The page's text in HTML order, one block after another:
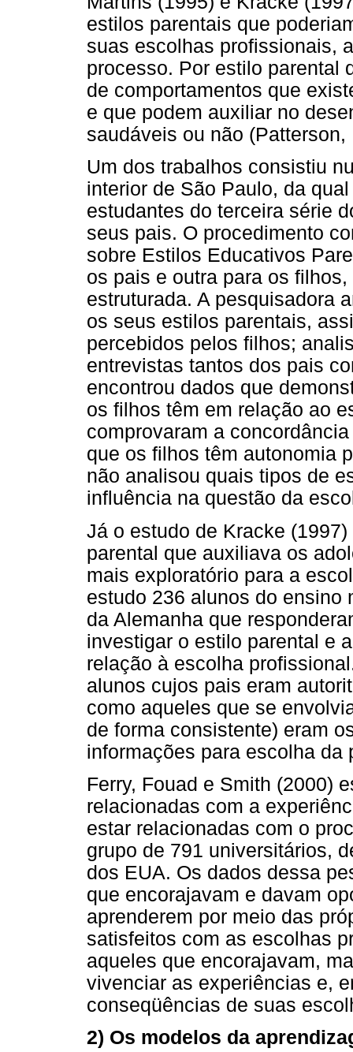
estilos parentais que
suas escolhas profissionais,
processo. Por estilo parental
de comportamentos que
e que podem auxiliar no
saudáveis ou não
Um dos trabalhos consistiu
interior de São Paulo, da
estudantes do terceira série
seus pais. O procedimento
sobre Estilos Educativos
os pais e outra para os
estruturada. A pesquisadora
os seus estilos parentais,
percebidos pelos filhos;
entrevistas tantos dos pais
encontrou dados que
os filhos têm em relação ao
comprovaram a
que os filhos têm autonomia
não analisou quais tipos de
influência na questão da
Já o estudo de Kracke
parental que auxiliava os
mais exploratório para a
estudo 236 alunos do ensino
da Alemanha que
investigar o estilo parental e
relação à escolha
alunos cujos pais eram
como aqueles que se
de forma consistente) eram
informações para escolha da
Ferry, Fouad e Smith (2000)
relacionadas com a
estar relacionadas com o
grupo de 791 universitários,
dos EUA. Os dados dessa
que encorajavam e davam
aprenderem por meio das
satisfeitos com as escolhas
aqueles que encorajavam,
vivenciar as experiências e,
conseqüências de suas
2) Os modelos da